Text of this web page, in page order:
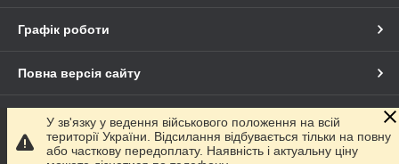
Графік роботи
Повна версія сайту
Сайт створено на маркетплейсі
Політика конфіденційності
У зв'язку у ведення військового положення на всій
території України. Відсилання відбувається тільки на повну
або часткову передоплату. Наявність і актуальну ціну